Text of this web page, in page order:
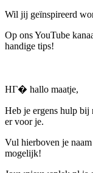
Wil jij geïnspireerd
Op ons YouTube
handige tips!
HГ� hallo maatje,
Heb je ergens hulp bij
er voor je.
Vul hierboven je
mogelijk!